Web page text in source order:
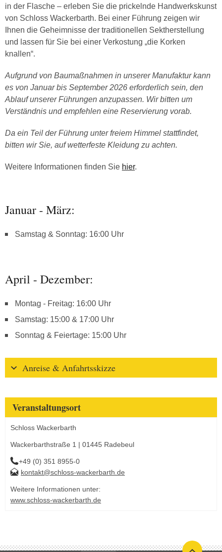
in der Flasche – erleben Sie die prickelnde Handwerkskunst
von Schloss Wackerbarth. Bei einer Führung zeigen wir
Ihnen die Geheimnisse der traditionellen Sektherstellung
und lassen für Sie bei einer Verkostung „die Korken
knallen“.
Aufgrund von Baumaßnahmen in unserer Manufaktur kann
es von Januar bis September 2026 erforderlich sein, den
Ablauf unserer Führungen anzupassen. Wir bitten um
Verständnis und empfehlen eine Reservierung vorab.
Da ein Teil der Führung unter freiem Himmel stattfindet,
bitten wir Sie, auf wetterfeste Kleidung zu achten.
Weitere Informationen finden Sie hier.
Januar - März:
Samstag & Sonntag: 16:00 Uhr
April - Dezember:
Montag - Freitag: 16:00 Uhr
Samstag: 15:00 & 17:00 Uhr
Sonntag & Feiertage: 15:00 Uhr
Anreise & Anfahrtsskizze
Veranstaltungsort
Schloss Wackerbarth
Wackerbarthstraße 1 | 01445 Radebeul
+49 (0) 351 8955-0
kontakt@schloss-wackerbarth.de
Weitere Informationen unter:
www.schloss-wackerbarth.de